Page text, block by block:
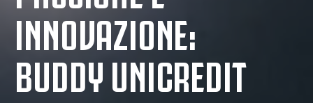
INNOVAZIONE:
BUDDY UNICREDIT